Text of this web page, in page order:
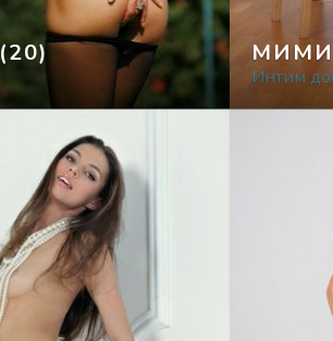
(20) МИМИ
Интим